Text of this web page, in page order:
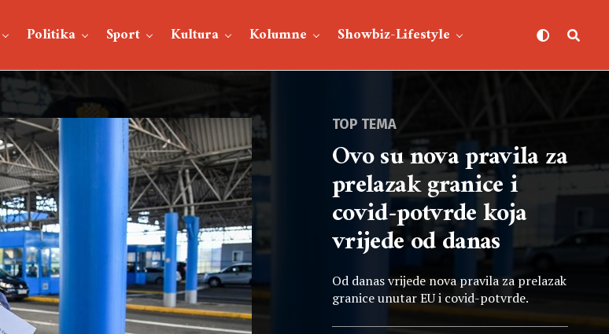
Politika Sport Kultura Kolumne Showbiz-Lifestyle
TOP TEMA
Ovo su nova pravila za
prelazak granice i
covid-potvrde koja
vrijede od danas
Od danas vrijede nova pravila za prelazak
granice unutar EU i covid-potvrde.